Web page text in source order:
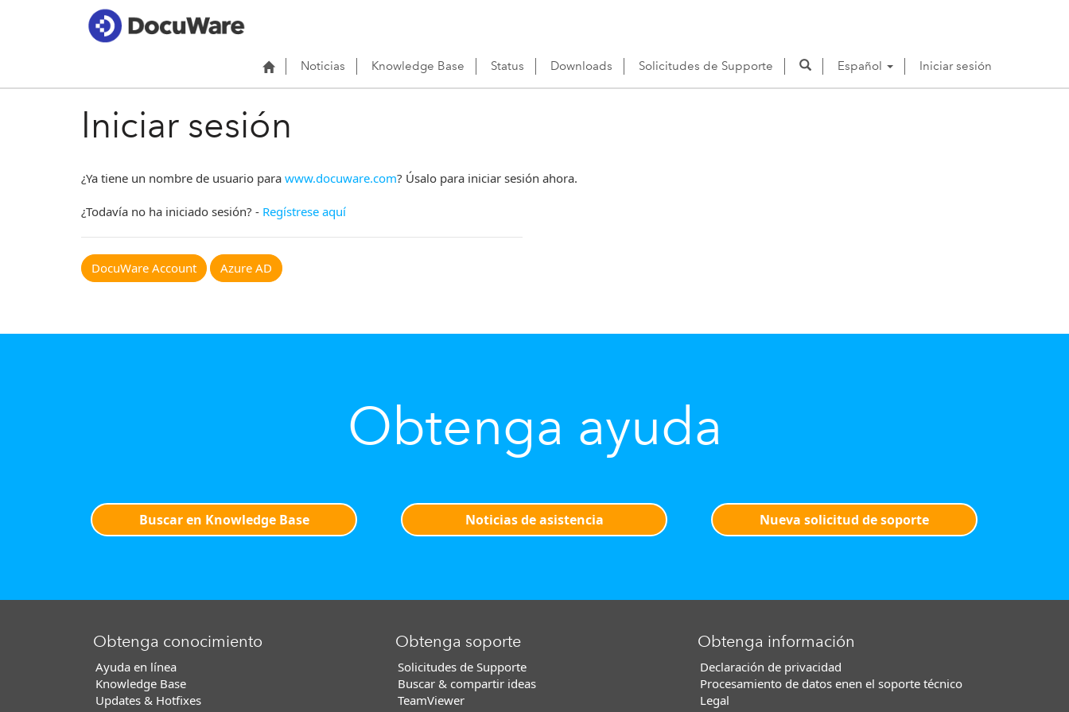
Noticias Knowledge Base Status Downloads Solicitudes de Supporte Español Iniciar sesión
Iniciar sesión
¿Ya tiene un nombre de usuario para www.docuware.com? Úsalo para iniciar sesión ahora.
¿Todavía no ha iniciado sesión? - Regístrese aquí
DocuWare Account Azure AD
Obtenga ayuda
Buscar en Knowledge Base Noticias de asistencia Nueva solicitud de soporte
Obtenga conocimiento
Ayuda en línea
Knowledge Base
Updates & Hotfixes
Obtenga soporte
Solicitudes de Supporte
Buscar & compartir ideas
TeamViewer
Obtenga información
Declaración de privacidad
Procesamiento de datos enen el soporte técnico
Legal